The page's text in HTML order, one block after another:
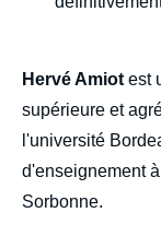
Hervé Amiot est
supérieure et
l'université
d'enseignement
Sorbonne.